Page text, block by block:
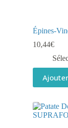
Épines-
10,44€